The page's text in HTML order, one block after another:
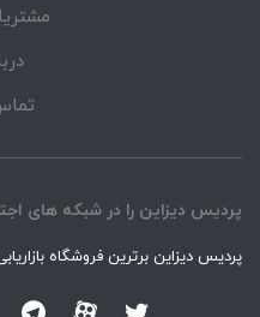
پردیس دیزاین را در شبکه های
پردیس دیزاین برترین فروشگاه